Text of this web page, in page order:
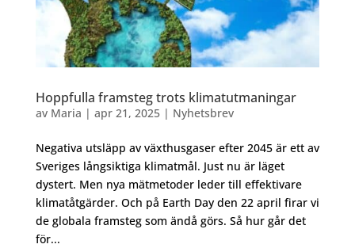
Hoppfulla framsteg trots klimatutmaningar
av Maria | apr 21, 2025| Nyhetsbrev
Negativa utsläpp av växthusgaser efter 2045 är ett av
Sveriges långsiktiga klimatmål. Just nu är läget
dystert. Men nya mätmetoder leder till effektivare
klimatåtgärder. Och på Earth Day den 22 april firar vi
de globala framsteg som ändå görs. Så hur går det
för...